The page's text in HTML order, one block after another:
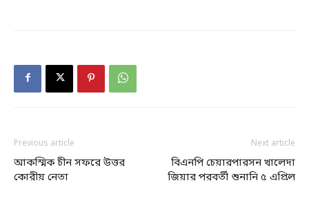
Previous article
আকস্মিক চীন সফরে উত্তর
কোরীয় নেতা
Next article
বিএনপি চেয়ারপারসন খালেদা
জিয়ার পরবর্তী শুনানি ৫ এপ্রিল